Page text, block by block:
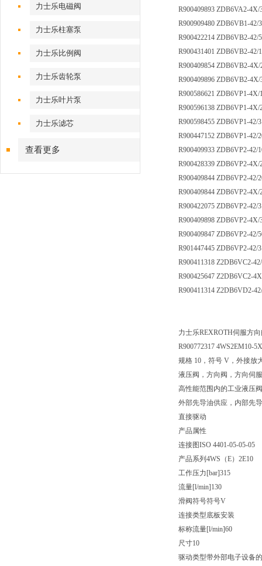
力士乐电磁阀
力士乐柱塞泵
力士乐比例阀
力士乐齿轮泵
力士乐叶片泵
力士乐滤芯
查看更多
R900409893 ZDB6VA2-4X/
R900909480 ZDB6VB1-42/
R900422214 ZDB6VB2-42/
R900431401 ZDB6VB2-42/
R900409854 ZDB6VB2-4X/
R900409896 ZDB6VB2-4X/
R900586621 ZDB6VP1-4X/
R900596138 ZDB6VP1-4X/
R900598455 ZDB6VP1-42/
R900447152 ZDB6VP1-42/
R900409933 ZDB6VP2-42/
R900428339 ZDB6VP2-4X/
R900409844 ZDB6VP2-42/
R900409844 ZDB6VP2-4X/
R900422075 ZDB6VP2-42/
R900409898 ZDB6VP2-4X/
R900409847 ZDB6VP2-42/
R901447445 ZDB6VP2-42/
R900411318 Z2DB6VC2-
R900425647 Z2DB6VC2-
R900411314 Z2DB6VD2-
力士乐REXROTH伺服方
R900772317 4WS2EM10-
规格 10，符号 V，外接放
液压阀，方向阀，方向伺
高性能范围内的工业液压
外部先导油供应，内部先
直接驱动
产品属性
连接图ISO 4401-05-05-05
产品系列 4WS（E）2E10
工作压力[bar]315
流量[l/min]130
滑阀符号符号V
连接类型底板安装
标称流量[l/min]60
尺寸10
驱动类型带外部电子设备